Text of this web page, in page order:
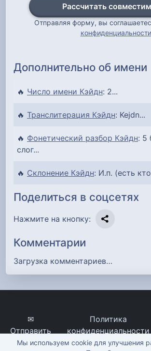
Рассчитать
Отправляя форму, вы
конфиденциальности
Дополнительно об имени
🔥 Число имени Кэйдн: 2...
🔥 Транслитерация Кэйдн: Kejdn...
🔥 Фонетический разбор Кэйдн: 5
слог...
🔥 Склонение Кэйдн: И.п. (есть
Поделиться в соцсетях
Нажмите на кнопку:
Комментарии
Загрузка комментариев…
✉
Отправить
сообщение
Политика
конфиденциальности
imena-znachenie.ru, ©
Мы используем cookie для улучшения